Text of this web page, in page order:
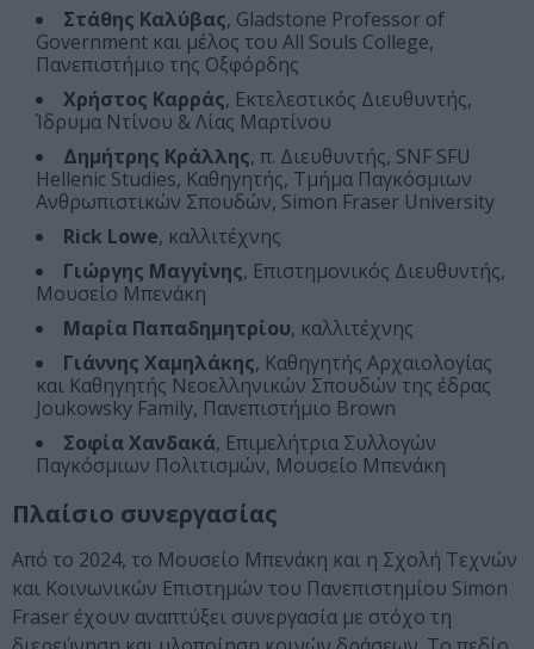
Στάθης Καλύβας, Gladstone Professor of
Government και μέλος του All Souls College,
Πανεπιστήμιο της Οξφόρδης
Χρήστος Καρράς, Εκτελεστικός Διευθυντής,
Ίδρυμα Ντίνου & Λίας Μαρτίνου
Δημήτρης Κράλλης, π. Διευθυντής, SNF SFU
Hellenic Studies, Καθηγητής, Τμήμα Παγκόσμιων
Ανθρωπιστικών Σπουδών, Simon Fraser University
Rick Lowe, καλλιτέχνης
Γιώργης Μαγγίνης, Επιστημονικός Διευθυντής,
Μουσείο Μπενάκη
Μαρία Παπαδημητρίου, καλλιτέχνης
Γιάννης Χαμηλάκης, Καθηγητής Αρχαιολογίας
και Καθηγητής Νεοελληνικών Σπουδών της έδρας
Joukowsky Family, Πανεπιστήμιο Brown
Σοφία Χανδακά, Επιμελήτρια Συλλογών
Παγκόσμιων Πολιτισμών, Μουσείο Μπενάκη
Πλαίσιο συνεργασίας
Από το 2024, το Μουσείο Μπενάκη και η Σχολή Τεχνών
και Κοινωνικών Επιστημών του Πανεπιστημίου Simon
Fraser έχουν αναπτύξει συνεργασία με στόχο τη